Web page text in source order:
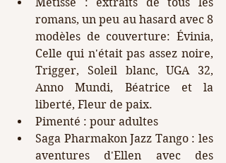
romans, un peu au hasard avec 8
modèles de couverture: Évinia,
Celle qui n'était pas assez noire,
Trigger, Soleil blanc, UGA 32,
Anno Mundi, Béatrice et la
liberté, Fleur de paix.
Pimenté : pour adultes
Saga Pharmakon Jazz Tango : les
aventures d'Ellen avec des